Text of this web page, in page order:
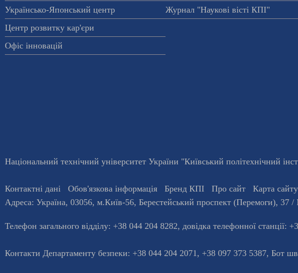
Українсько-Японський центр
Центр розвитку кар'єри
Офіс інновацій
Журнал "Наукові вісті КПІ"
Національний технічний університет України "Київський політехнічний
Контактні дані Обов'язкова інформація Бренд КПІ Про сайт Карта сайту
Адреса: Україна, 03056, м.Київ-56, Берестейський проспект (Перемоги), 37 /
Телефон загального відділу: +38 044 204 8282, довiдка телефонної станцiї:
Контакти Департаменту безпеки: +38 044 204 2071, +38 097 373 5387, Бот